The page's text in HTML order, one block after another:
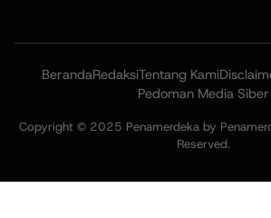
BerandaRedaksiTentang Kami
Pedoman Media Siber
Copyright © 2025 Penamerdeka by
Reserved.